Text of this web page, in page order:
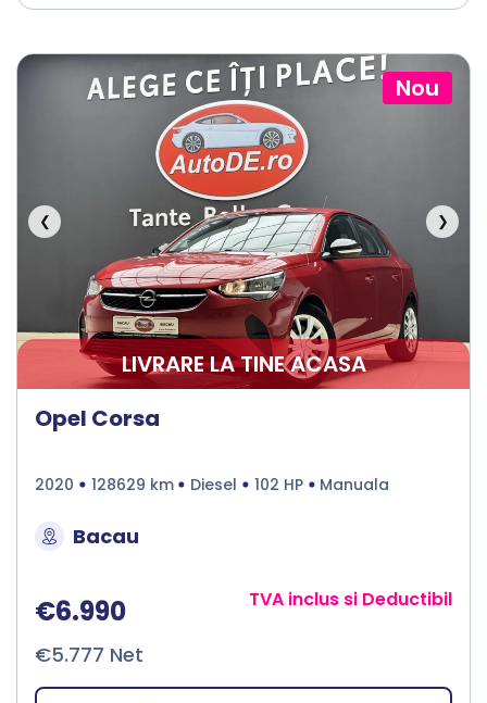
Nou
❮ ❯
LIVRARE LA TINE ACASA
Opel Corsa
2020 128629 km Diesel 102 HP Manuala
Bacau
€6.990
€5.777 Net
TVA inclus si Deductibil